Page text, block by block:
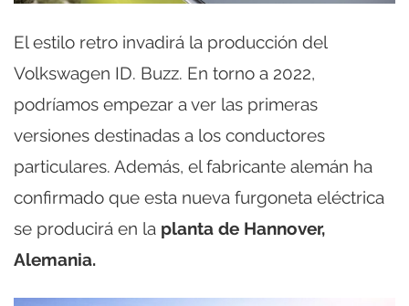
El estilo retro invadirá la producción del
Volkswagen ID. Buzz. En torno a 2022,
podríamos empezar a ver las primeras
versiones destinadas a los conductores
particulares. Además, el fabricante alemán ha
confirmado que esta nueva furgoneta eléctrica
se producirá en la planta de Hannover,
Alemania.